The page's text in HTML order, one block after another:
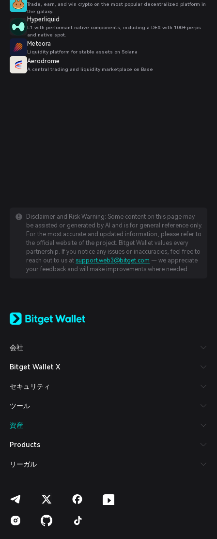
Trade, earn, and win crypto on the most popular decentralized platform in
the galaxy.
Hyperliquid
L1 with performant native components, including a DEX with 100+ perps
and native spot.
Meteora
Liquidity platform for stable assets on Solana
Aerodrome
A central trading and liquidity marketplace on Base
Disclaimer and Risk Warning: Some content on this page may
be assisted or generated by AI and is for general reference only.
For the most accurate and updated information, please refer to
the official website of the project. Bitget Wallet values every
partnership. If you notice any issues or inaccuracies, feel free to
reach out to us at support.web3@bitget.com — we appreciate
your feedback and will make improvements where needed.
日本語
Español (Latinoamérica)
Italiano
Deutsch
繁體中文
Bahasa Indonesia
Español (Argentina)
会社
Bitget Wallet X
セキュリティ
ツール
資産
Products
リーガル